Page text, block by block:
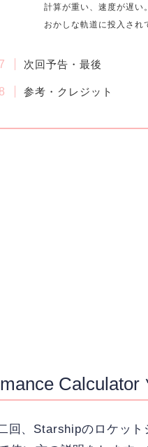
計算が重い、速度が遅い。
おかしな軌道に投入され
次回予告・最後
参考・クレジット
回、Starshipのロケッ